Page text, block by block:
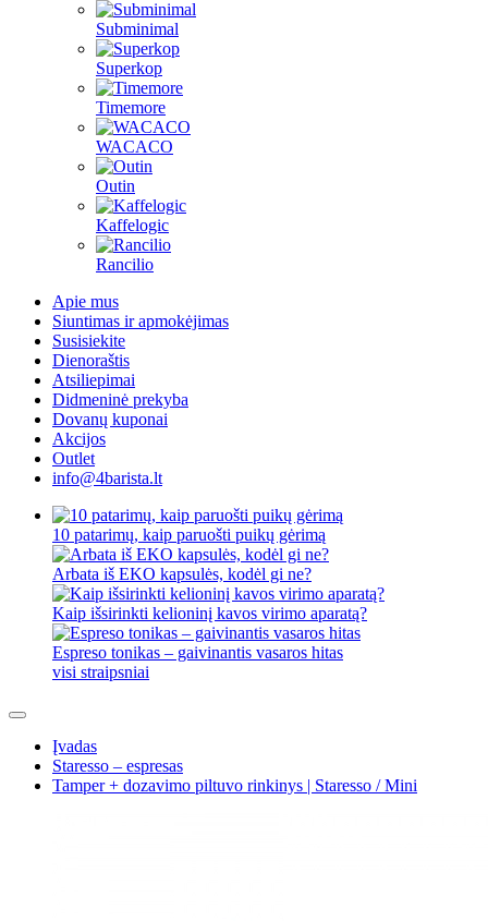
Subminimal
Superkop
Timemore
WACACO
Outin
Kaffelogic
Rancilio
Apie mus
Siuntimas ir apmokėjimas
Susisiekite
Dienoraštis
Atsiliepimai
Didmeninė prekyba
Dovanų kuponai
Akcijos
Outlet
info@4barista.lt
10 patarimų, kaip paruošti puikų gėrimą
Arbata iš EKO kapsulės, kodėl gi ne?
Kaip išsirinkti kelioninį kavos virimo aparatą?
Espreso tonikas – gaivinantis vasaros hitas
visi straipsniai
Įvadas
Staresso – espresas
Tamper + dozavimo piltuvo rinkinys | Staresso / Mini